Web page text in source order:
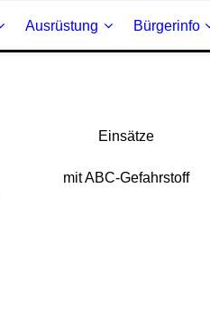
Ausrüstung Bürgerinfo
Einsätze
mit ABC-Gefahrstoff